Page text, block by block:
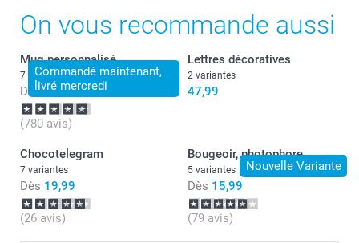
attentes :-)
Julie@Smartphoto
On vous recommande aussi
Commandé maintenant,
livré mercredi
Mug personnalisé
7 variantes
Dès 11,99
(780 avis)
Lettres décoratives
2 variantes
47,99
Chocotelegram
7 variantes
Dès 19,99
(26 avis)
Nouvelle Variante
Bougeoir, photophore
5 variantes
Dès 15,99
(79 avis)